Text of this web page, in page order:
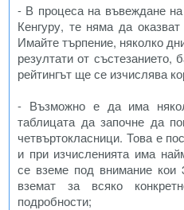
- В процеса на въвеждане на
Кенгуру, те няма да
Имайте търпение, няколко
резултати от
рейтингът ще се изчислява
- Възможно е да има
таблицата да започне да
четвъртокласници. Това е
и при изчисленията има
се вземе под внимание кои
вземат за всяко
подробности;